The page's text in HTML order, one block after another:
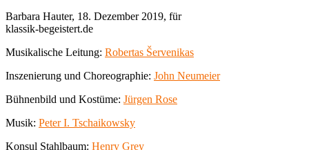
Barbara Hauter, 18. Dezember 2019, für
klassik-begeistert.de
Musikalische Leitung: Robertas Šervenikas
Inszenierung und Choreographie: John Neumeier
Bühnenbild und Kostüme: Jürgen Rose
Musik: Peter I. Tschaikowsky
Konsul Stahlbaum: Henry Grey